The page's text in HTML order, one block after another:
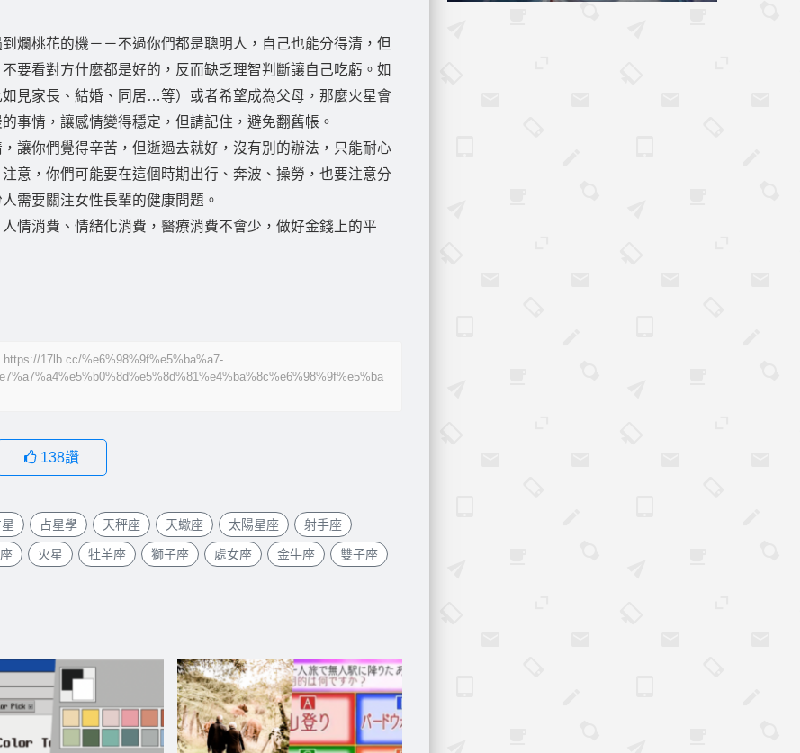
爛桃花的機－－不過你們都是聰明人，自己也能分得清，但
要看對方什麼都是好的，反而缺乏理智判斷讓自己吃虧。如
見家長、結婚、同居…等）或者希望成為父母，那麼火星會
事情，讓感情變得穩定，但請記住，避免翻舊帳。
讓你們覺得辛苦，但逝過去就好，沒有別的辦法，只能耐心
意，你們可能要在這個時期出行、奔波、操勞，也要注意分
需要關注女性長輩的健康問題。
情消費、情緒化消費，醫療消費不會少，做好金錢上的平
17lb.cc/%e6%98%9f%e5%ba%a7-
138讚
占星學 天秤座 天蠍座 太陽星座 射手座
火星 牡羊座 獅子座 處女座 金牛座 雙子座